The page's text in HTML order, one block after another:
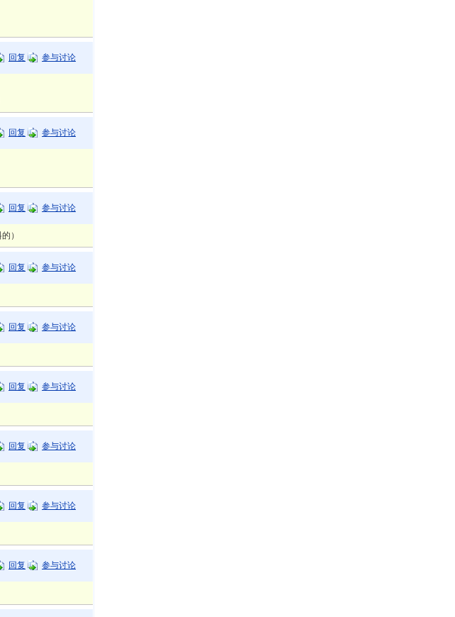
回复 参与讨论
回复 参与讨论
回复 参与讨论
）
回复 参与讨论
回复 参与讨论
回复 参与讨论
回复 参与讨论
回复 参与讨论
回复 参与讨论